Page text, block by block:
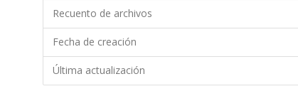
TIENDAS
ASOCIADAS
Recuento de archivos
Fecha de creación
Última actualización